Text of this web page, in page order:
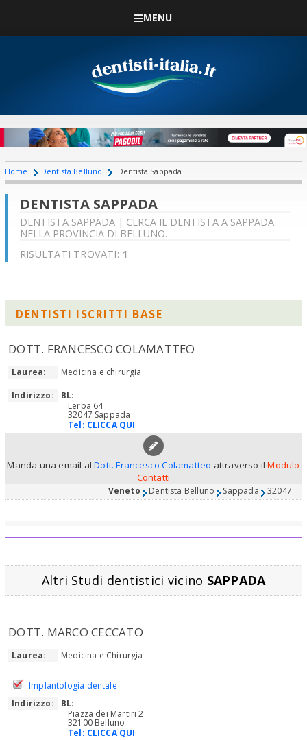
MENU
Home Dentista Belluno Dentista Sappada
DENTISTA SAPPADA
DENTISTA SAPPADA | CERCA IL DENTISTA A SAPPADA
NELLA PROVINCIA DI BELLUNO.
RISULTATI TROVATI: 1
DENTISTI ISCRITTI BASE
DOTT. FRANCESCO COLAMATTEO
Laurea:
Medicina e chirurgia
Indirizzo:
BL:
Lerpa 64
32047 Sappada
Tel: CLICCA QUI
Manda una email alDott. Francesco Colamatteo attraverso ilModulo
Contatti
Veneto Dentista Belluno Sappada 32047
Altri Studi dentistici vicino SAPPADA
DOTT. MARCO CECCATO
Laurea: Medicina e Chirurgia
Implantologia dentale
Indirizzo:
BL:
Piazza dei Martiri 2
32100 Belluno
Tel: CLICCA QUI